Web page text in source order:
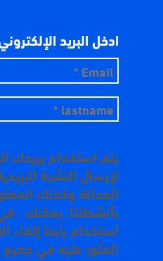
ادخل البريد
يتم استخدام بريدك
لإرسال النشرة
العدالة وكذلك
بأنشطتنا. يمكنك ،
استخدام رابط إلغاء
العثور عليه في جميع